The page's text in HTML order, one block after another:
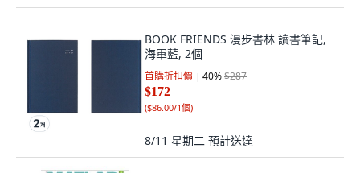
BOOK FRIENDS 漫步書林 讀書筆記,
海軍藍, 2個
首購折扣價 40%$287
$172
($86.00/1個)
8/11 星期二 預計送達